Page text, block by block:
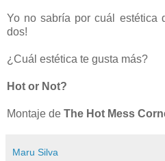
Yo no sabría por cuál estética
dos!
¿Cuál estética te gusta más?
Hot or Not?
Montaje de The Hot Mess
Maru Silva